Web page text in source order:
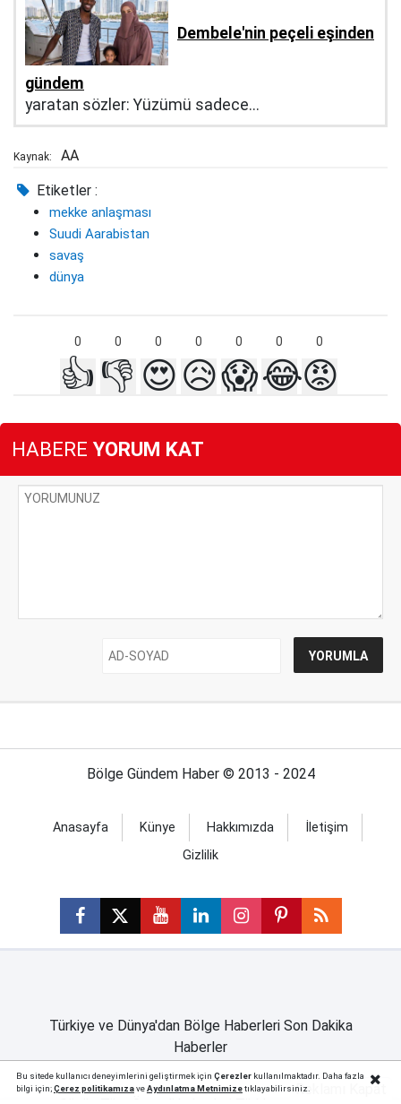
Dembele'nin peçeli eşinden
gündem
yaratan sözler: Yüzümü sadece...
Kaynak: AA
Etiketler :
mekke anlaşması
Suudi Aarabistan
savaş
dünya
0 0 0 0 0 0 0
👍 👎 😍😥😱😂😡
HABERE YORUM KAT
Bölge Gündem Haber © 2013 - 2024
Anasayfa Künye Hakkımızda
İletişim
Gizlilik
Türkiye ve Dünya'dan Bölge Haberleri Son Dakika
Haberler
Bu sitede kullanıcı deneyimlerini geliştirmek için Çerezlerkullanılmaktadır. Daha fazla
bilgi için;Çerez politikamızaveAydınlatma Metnimizetıklayabilirsiniz.Reklamı Kapat